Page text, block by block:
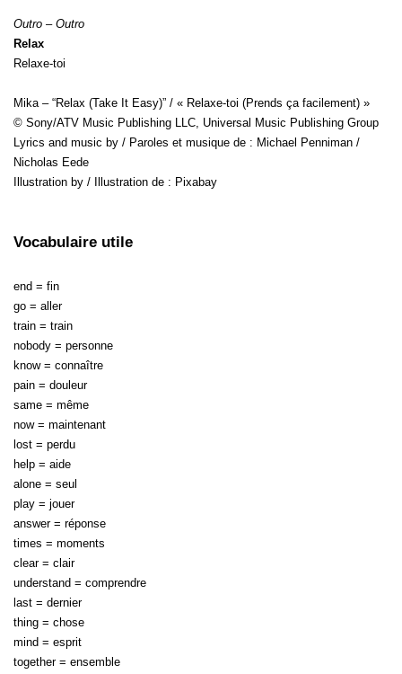
Outro – Outro
Relax
Relaxe-toi
Mika – “Relax (Take It Easy)” / « Relaxe-toi (Prends ça facilement) »
© Sony/ATV Music Publishing LLC, Universal Music Publishing Group
Lyrics and music by / Paroles et musique de : Michael Penniman /
Nicholas Eede
Illustration by / Illustration de : Pixabay
Vocabulaire utile
end = fin
go = aller
train = train
nobody = personne
know = connaître
pain = douleur
same = même
now = maintenant
lost = perdu
help = aide
alone = seul
play = jouer
answer = réponse
times = moments
clear = clair
understand = comprendre
last = dernier
thing = chose
mind = esprit
together = ensemble